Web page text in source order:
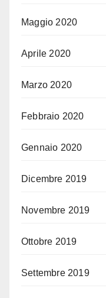
Maggio 2020
Aprile 2020
Marzo 2020
Febbraio 2020
Gennaio 2020
Dicembre 2019
Novembre 2019
Ottobre 2019
Settembre 2019